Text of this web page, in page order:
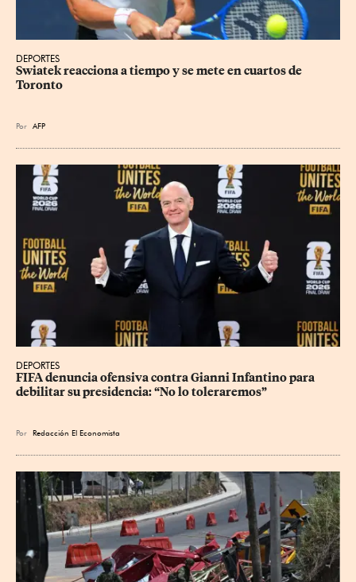
DEPORTES
Swiatek reacciona a tiempo y se mete en cuartos de
Toronto
Por AFP
DEPORTES
FIFA denuncia ofensiva contra Gianni Infantino para
debilitar su presidencia: “No lo toleraremos”
Por Redacción El Economista